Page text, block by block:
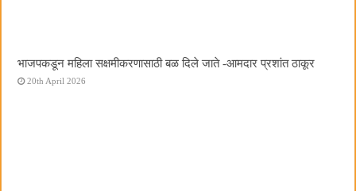
भाजपकडून महिला सक्षमीकरणासाठी बळ दिले जाते -आमदार प्रशांत ठाकूर
20th April 2026